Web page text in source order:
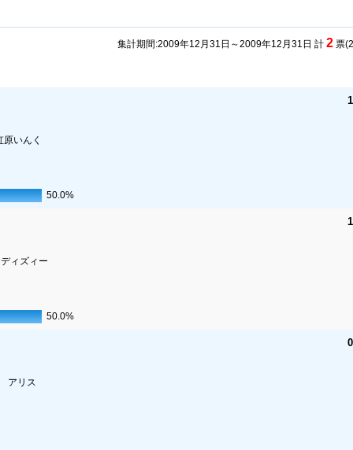
集計期間:2009年12月31日～2009年12月31日 計 2 票
原いんく
50.0%
ィズィー
50.0%
アリス